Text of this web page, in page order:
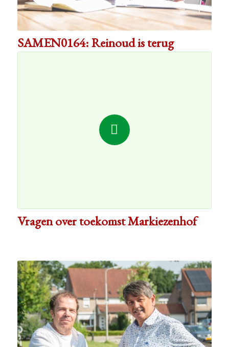
SAMEN0164: Reinoud is terug
Vragen over toekomst Markiezenhof